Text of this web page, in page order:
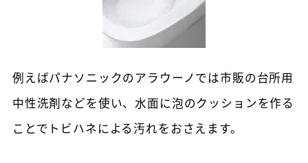
例えばパナソニックのアラウーノでは市販の台所用
中性洗剤などを使い、水面に泡のクッションを作る
ことでトビハネによる汚れをおさえます。